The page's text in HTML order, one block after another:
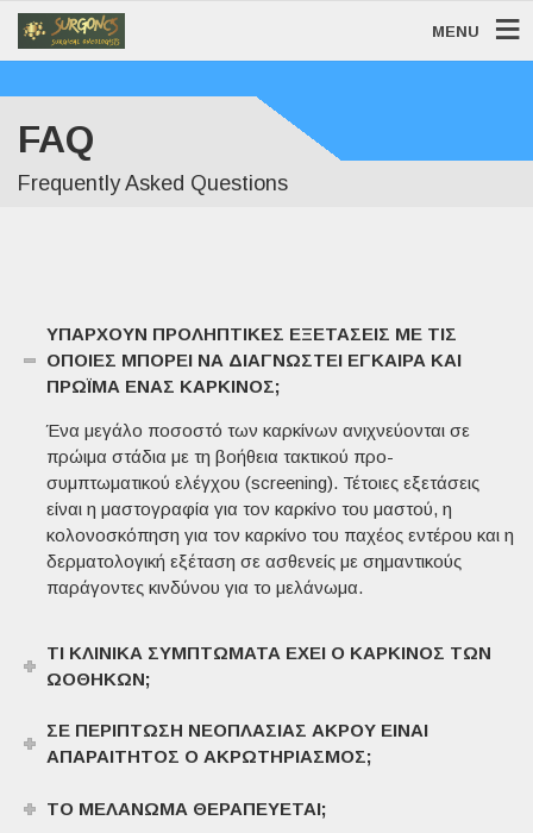
MENU
FAQ
Frequently Asked Questions
ΥΠΆΡΧΟΥΝ ΠΡΟΛΗΠΤΙΚΈΣ ΕΞΕΤΆΣΕΙΣ ΜΕ ΤΙΣ
ΟΠΟΊΕΣ ΜΠΟΡΕΊ ΝΑ ΔΙΑΓΝΩΣΤΕΊ ΈΓΚΑΙΡΑ ΚΑΙ
ΠΡΏΙΜΑ ΈΝΑΣ ΚΑΡΚΊΝΟΣ;
Ένα μεγάλο ποσοστό των καρκίνων ανιχνεύονται σε
πρώιμα στάδια με τη βοήθεια τακτικού προ-
συμπτωματικού ελέγχου (screening). Τέτοιες εξετάσεις
είναι η μαστογραφία για τον καρκίνο του μαστού, η
κολονοσκόπηση για τον καρκίνο του παχέος εντέρου και η
δερματολογική εξέταση σε ασθενείς με σημαντικούς
παράγοντες κινδύνου για το μελάνωμα.
ΤΙ ΚΛΙΝΙΚΆ ΣΥΜΠΤΏΜΑΤΑ ΈΧΕΙ Ο ΚΑΡΚΊΝΟΣ ΤΩΝ
ΩΟΘΗΚΏΝ;
ΣΕ ΠΕΡΊΠΤΩΣΗ ΝΕΟΠΛΑΣΊΑΣ ΆΚΡΟΥ ΕΊΝΑΙ
ΑΠΑΡΑΊΤΗΤΟΣ Ο ΑΚΡΩΤΗΡΙΑΣΜΌΣ;
ΤΟ ΜΕΛΆΝΩΜΑ ΘΕΡΑΠΕΎΕΤΑΙ;